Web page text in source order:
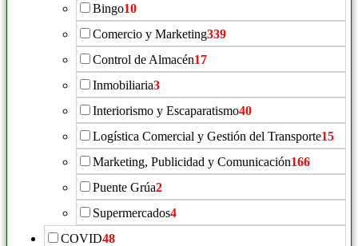
Bingo10
Comercio y Marketing339
Control de Almacén17
Inmobiliaria3
Interiorismo y Escaparatismo40
Logística Comercial y Gestión del Transporte15
Marketing, Publicidad y Comunicación166
Puente Grúa2
Supermercados4
COVID48